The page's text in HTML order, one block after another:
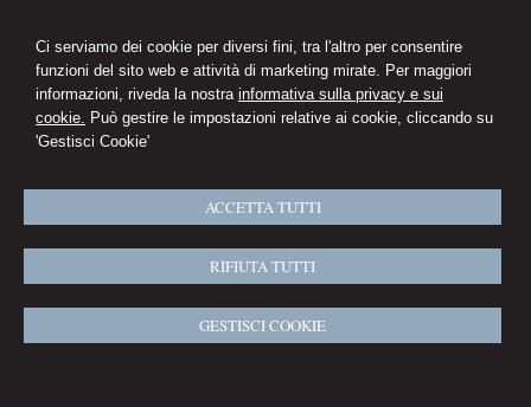
Ci serviamo dei cookie per diversi fini, tra l'altro per consentire
funzioni del sito web e attività di marketing mirate. Per maggiori
informazioni, riveda la nostra informativa sulla privacy e sui
cookie. Può gestire le impostazioni relative ai cookie, cliccando su
'Gestisci Cookie'
ACCETTA TUTTI
RIFIUTA TUTTI
GESTISCI COOKIE